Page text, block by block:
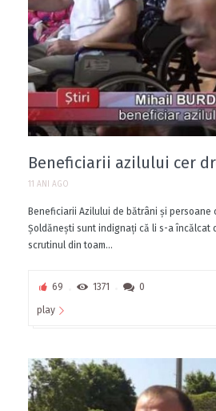
Beneficiarii azilului cer
11 ANI AGO
Beneficiarii Azilului de bătrâni şi persoane
Şoldăneşti sunt indignaţi că li s-a încălcat
scrutinul din toam...
69 1371 0
play